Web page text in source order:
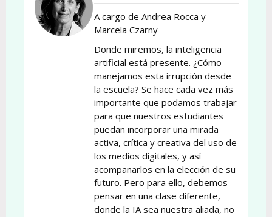
A cargo de Andrea Rocca y
Marcela Czarny
Donde miremos, la inteligencia
artificial está presente. ¿Cómo
manejamos esta irrupción desde
la escuela? Se hace cada vez más
importante que podamos trabajar
para que nuestros estudiantes
puedan incorporar una mirada
activa, crítica y creativa del uso de
los medios digitales, y así
acompañarlos en la elección de su
futuro. Pero para ello, debemos
pensar en una clase diferente,
donde la IA sea nuestra aliada, no